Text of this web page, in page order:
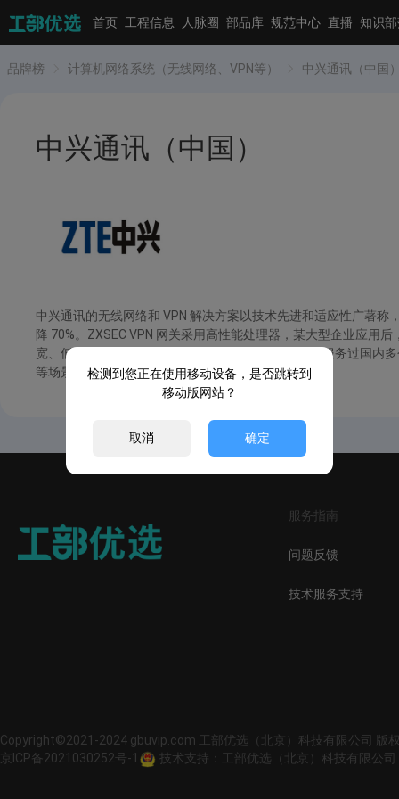
首页 工程信息 人脉圈 部品库 规范中心 直播 知识
品牌榜 计算机网络系统（无线网络、VPN等） 中兴通讯（中国
中兴通讯（中国）
中兴通讯的无线网络和 VPN 解决方案以技术先进和适应性广著
降 70%。ZXSEC VPN 网关采用高性能处理器，某大型企业应用
宽、低延迟的网络体验，为未来技术升级奠定基础。服务过国内
等场景。
服务指南
问题反馈
技术服务支持
Copyright©2021-2024 gbuvip.com 工部优选（北京）科技有限公司 版
京ICP备2021030252号-1
技术支持：工部优选（北京）科技有限公司
检测到您正在使用移动设备，是否跳转到
移动版网站？
取消 确定